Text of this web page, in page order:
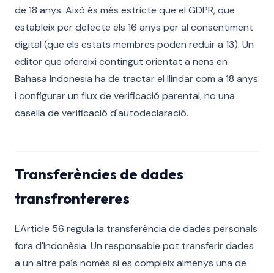
de 18 anys. Això és més estricte que el GDPR, que
estableix per defecte els 16 anys per al consentiment
digital (que els estats membres poden reduir a 13). Un
editor que ofereixi contingut orientat a nens en
Bahasa Indonesia ha de tractar el llindar com a 18 anys
i configurar un flux de verificació parental, no una
casella de verificació d'autodeclaració.
Transferències de dades
transfrontereres
L'Article 56 regula la transferència de dades personals
fora d'Indonèsia. Un responsable pot transferir dades
a un altre país només si es compleix almenys una de